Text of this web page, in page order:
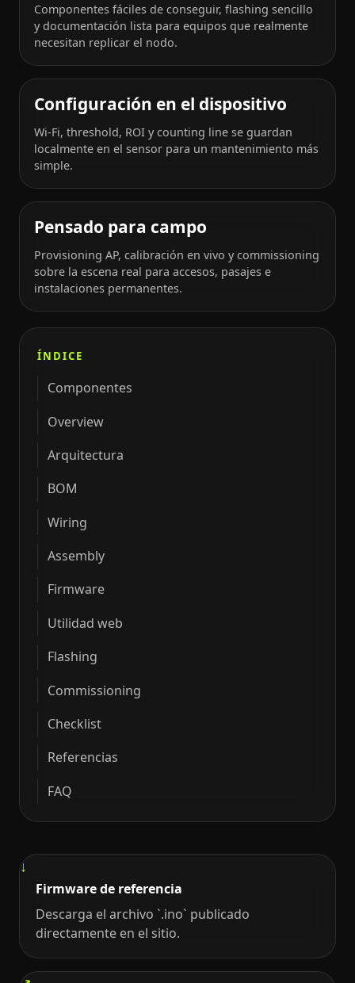
Componentes fáciles de conseguir, flashing sencillo
y documentación lista para equipos que realmente
necesitan replicar el nodo.
Configuración en el dispositivo
Wi-Fi, threshold, ROI y counting line se guardan
localmente en el sensor para un mantenimiento más
simple.
Pensado para campo
Provisioning AP, calibración en vivo y commissioning
sobre la escena real para accesos, pasajes e
instalaciones permanentes.
ÍNDICE
Componentes
Overview
Arquitectura
BOM
Wiring
Assembly
Firmware
Utilidad web
Flashing
Commissioning
Checklist
Referencias
FAQ
Firmware de referencia
Descarga el archivo `.ino` publicado
directamente en el sitio.